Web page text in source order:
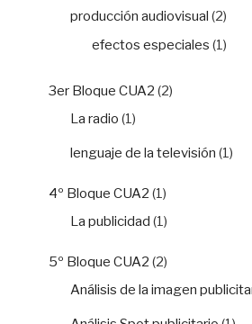
producción audiovisual (2)
efectos especiales (1)
3er Bloque CUA2 (2)
La radio (1)
lenguaje de la televisión (1)
4º Bloque CUA2 (1)
La publicidad (1)
5º Bloque CUA2 (2)
Análisis de la imagen